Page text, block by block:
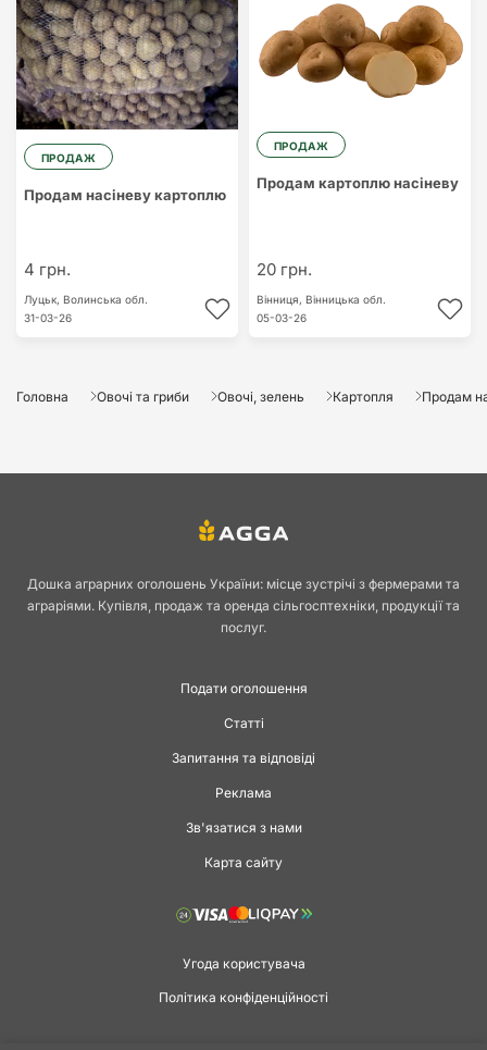
ПРОДАЖ
Продам насіневу картоплю
4 грн.
Луцьк, Волинська обл.
31-03-26
ПРОДАЖ
Продам картоплю насіневу
20 грн.
Вінниця, Вінницька обл.
05-03-26
Головна Овочі та гриби Овочі, зелень Картопля Продам
Дошка аграрних оголошень України: місце зустрічі з фермерами та
аграріями. Купівля, продаж та оренда сільгосптехніки, продукції та
послуг.
Подати оголошення
Статті
Запитання та відповіді
Реклама
Зв'язатися з нами
Карта сайту
Угода користувача
Політика конфіденційності